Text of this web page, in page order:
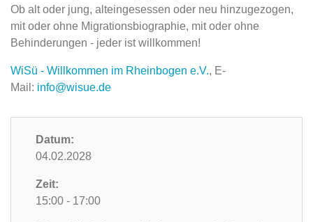
Ob alt oder jung, alteingesessen oder neu hinzugezogen,
mit oder ohne Migrationsbiographie, mit oder ohne
Behinderungen - jeder ist willkommen!
WiSü - Willkommen im Rheinbogen e.V., E-
Mail: info@wisue.de
Datum:
04.02.2028
Zeit:
15:00 - 17:00